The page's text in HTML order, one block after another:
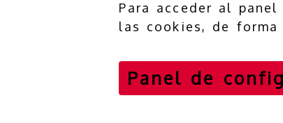
Para acceder al
las cookies, de
Panel de